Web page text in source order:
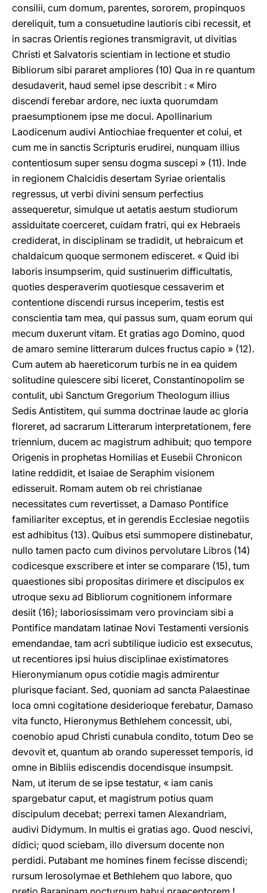
consilii, cum domum, parentes, sororem, propinquos
dereliquit, tum a consuetudine lautioris cibi recessit, et
in sacras Orientis regiones transmigravit, ut divitias
Christi et Salvatoris scientiam in lectione et studio
Bibliorum sibi pararet ampliores (10) Qua in re quantum
desudaverit, haud semel ipse describit : « Miro
discendi ferebar ardore, nec iuxta quorumdam
praesumptionem ipse me docui. Apollinarium
Laodicenum audivi Antiochiae frequenter et colui, et
cum me in sanctis Scripturis erudirei, nunquam illius
contentiosum super sensu dogma suscepi » (11). Inde
in regionem Chalcidis desertam Syriae orientalis
regressus, ut verbi divini sensum perfectius
assequeretur, simulque ut aetatis aestum studiorum
assiduitate coerceret, cuidam fratri, qui ex Hebraeis
crediderat, in disciplinam se tradidit, ut hebraicum et
chaldaicum quoque sermonem edisceret. « Quid ibi
laboris insumpserim, quid sustinuerim difficultatis,
quoties desperaverim quotiesque cessaverim et
contentione discendi rursus inceperim, testis est
conscientia tam mea, qui passus sum, quam eorum qui
mecum duxerunt vitam. Et gratias ago Domino, quod
de amaro semine litterarum dulces fructus capio » (12).
Cum autem ab haereticorum turbis ne in ea quidem
solitudine quiescere sibi liceret, Constantinopolim se
contulit, ubi Sanctum Gregorium Theologum illius
Sedis Antistitem, qui summa doctrinae laude ac gloria
floreret, ad sacrarum Litterarum interpretationem, fere
triennium, ducem ac magistrum adhibuit; quo tempore
Origenis in prophetas Homilias et Eusebii Chronicon
latine reddidit, et Isaiae de Seraphim visionem
edisseruit. Romam autem ob rei christianae
necessitates cum revertisset, a Damaso Pontifice
familiariter exceptus, et in gerendis Ecclesiae negotiis
est adhibitus (13). Quibus etsi summopere distinebatur,
nullo tamen pacto cum divinos pervolutare Libros (14)
codicesque exscribere et inter se comparare (15), tum
quaestiones sibi propositas dirimere et discipulos ex
utroque sexu ad Bibliorum cognitionem informare
desiit (16); laboriosissimam vero provinciam sibi a
Pontifice mandatam latinae Novi Testamenti versionis
emendandae, tam acri subtilique iudicio est exsecutus,
ut recentiores ipsi huius disciplinae existimatores
Hieronymianum opus cotidie magis admirentur
plurisque faciant. Sed, quoniam ad sancta Palaestinae
loca omni cogitatione desiderioque ferebatur, Damaso
vita functo, Hieronymus Bethlehem concessit, ubi,
coenobio apud Christi cunabula condito, totum Deo se
devovit et, quantum ab orando superesset temporis, id
omne in Bibliis ediscendis docendisque insumpsit.
Nam, ut iterum de se ipse testatur, « iam canis
spargebatur caput, et magistrum potius quam
discipulum decebat; perrexi tamen Alexandriam,
audivi Didymum. In multis ei gratias ago. Quod nescivi,
didici; quod sciebam, illo diversum docente non
perdidi. Putabant me homines finem fecisse discendi;
rursum Ierosolymae et Bethlehem quo labore, quo